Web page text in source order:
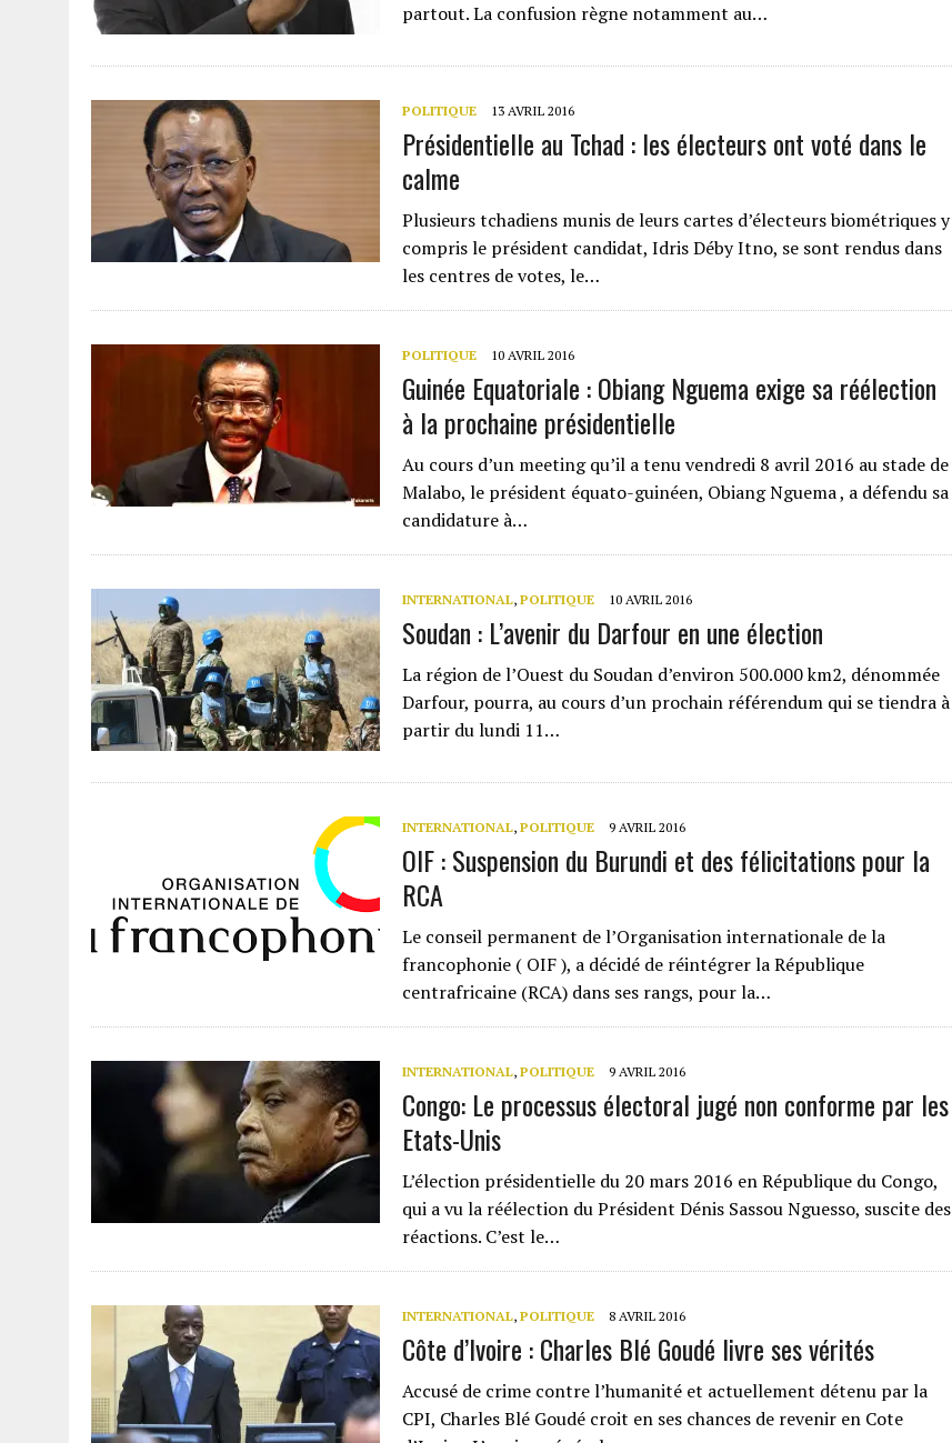
partout. La confusion règne notamment au…
POLITIQUE 13 AVRIL 2016
Présidentielle au Tchad : les électeurs ont voté dans le
calme
Plusieurs tchadiens munis de leurs cartes d’électeurs biométriques y
compris le président candidat, Idris Déby Itno, se sont rendus dans
les centres de votes, le…
POLITIQUE 10 AVRIL 2016
Guinée Equatoriale : Obiang Nguema exige sa réélection
à la prochaine présidentielle
Au cours d’un meeting qu’il a tenu vendredi 8 avril 2016 au stade de
Malabo, le président équato-guinéen, Obiang Nguema , a défendu sa
candidature à…
INTERNATIONAL, POLITIQUE 10 AVRIL 2016
Soudan : L’avenir du Darfour en une élection
La région de l’Ouest du Soudan d’environ 500.000 km2, dénommée
Darfour, pourra, au cours d’un prochain référendum qui se tiendra à
partir du lundi 11…
INTERNATIONAL, POLITIQUE 9 AVRIL 2016
OIF : Suspension du Burundi et des félicitations pour la
RCA
Le conseil permanent de l’Organisation internationale de la
francophonie ( OIF ), a décidé de réintégrer la République
centrafricaine (RCA) dans ses rangs, pour la…
INTERNATIONAL, POLITIQUE 9 AVRIL 2016
Congo: Le processus électoral jugé non conforme par les
Etats-Unis
L’élection présidentielle du 20 mars 2016 en République du Congo,
qui a vu la réélection du Président Dénis Sassou Nguesso, suscite des
réactions. C’est le…
INTERNATIONAL, POLITIQUE 8 AVRIL 2016
Côte d’Ivoire : Charles Blé Goudé livre ses vérités
Accusé de crime contre l’humanité et actuellement détenu par la
CPI, Charles Blé Goudé croit en ses chances de revenir en Cote